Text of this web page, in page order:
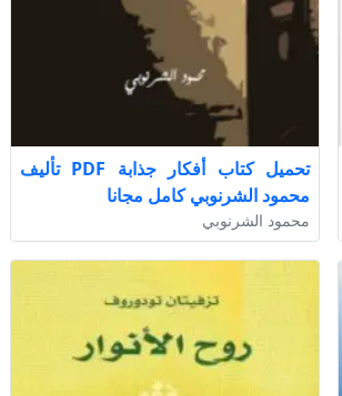
تحميل كتاب أفكار جذابة PDF تأليف
محمود الشرنوبي كامل مجانا
محمود الشرنوبي